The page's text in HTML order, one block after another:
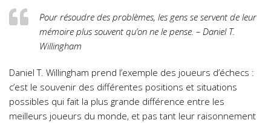
Pour résoudre des problèmes, les gens se servent de leur
mémoire plus souvent qu’on ne le pense. – Daniel T.
Willingham
Daniel T. Willingham prend l’exemple des joueurs d’échecs :
c’est le souvenir des différentes positions et situations
possibles qui fait la plus grande différence entre les
meilleurs joueurs du monde, et pas tant leur raisonnement